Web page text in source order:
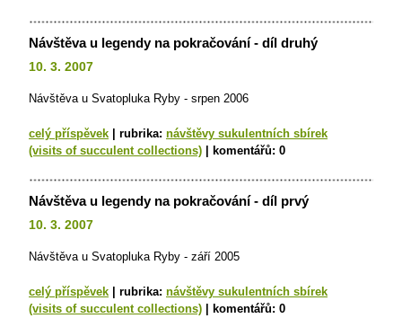
Návštěva u legendy na pokračování - díl druhý
10. 3. 2007
Návštěva u Svatopluka Ryby - srpen 2006
celý příspěvek rubrika: návštěvy sukulentních sbírek
(visits of succulent collections)
komentářů: 0
Návštěva u legendy na pokračování - díl prvý
10. 3. 2007
Návštěva u Svatopluka Ryby - září 2005
celý příspěvek rubrika: návštěvy sukulentních sbírek
(visits of succulent collections)
komentářů: 0